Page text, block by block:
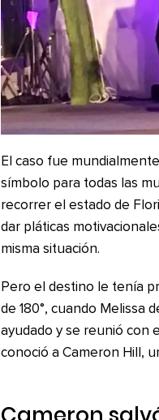
El caso fue
símbolo para todas las
recorrer el estado de
dar pláticas
misma situación.
Pero el destino le tenía
de 180°, cuando Melissa
ayudado y se reunió con
conoció a Cameron Hill,